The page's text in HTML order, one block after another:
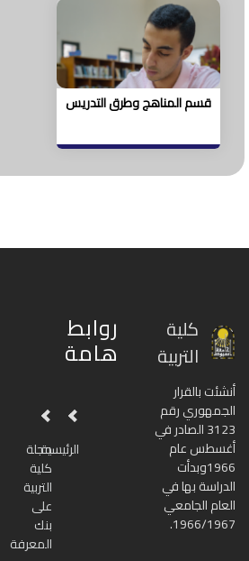
قسم المناهج وطرق التدريس
كلية
التربية
أنشئت بالقرار
الجمهوري رقم
3123 الصادر في
أغسطس عام
1966وبدأت
الدراسة بها في
العام الجامعي
1966/1967.
روابط
هامة
الرئيسيةمجلة
كلية
التربية
على
بنك
المعرفة